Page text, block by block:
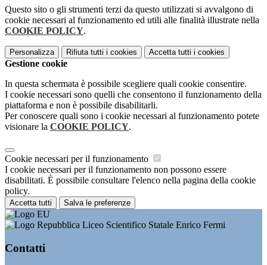
Questo sito o gli strumenti terzi da questo utilizzati si avvalgono di
cookie necessari al funzionamento ed utili alle finalità illustrate nella
COOKIE POLICY.
Personalizza Rifiuta tutti i cookies Accetta tutti i cookies
Gestione cookie
In questa schermata è possibile scegliere quali cookie consentire.
I cookie necessari sono quelli che consentono il funzionamento della
piattaforma e non è possibile disabilitarli.
Per conoscere quali sono i cookie necessari al funzionamento potete
visionare la COOKIE POLICY.
Cookie necessari per il funzionamento
I cookie necessari per il funzionamento non possono essere
disabilitati. È possibile consultare l'elenco nella pagina della cookie
policy.
Accetta tutti Salva le preferenze
Liceo Scientifico Statale Enrico Fermi
Contatti